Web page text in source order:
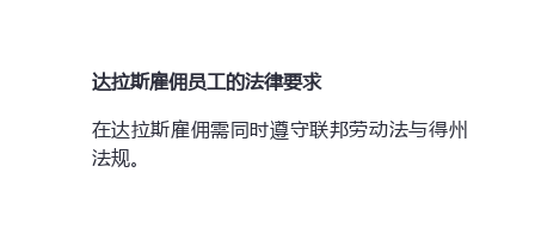
达拉斯雇佣员工的法律要求
在达拉斯雇佣需同时遵守联邦劳动法与得州
法规。